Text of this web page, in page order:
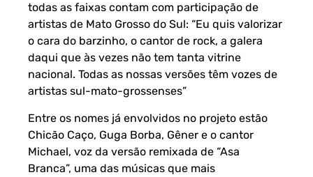
todas as faixas contam com participação de
artistas de Mato Grosso do Sul: “Eu quis valorizar
o cara do barzinho, o cantor de rock, a galera
daqui que às vezes não tem tanta vitrine
nacional. Todas as nossas versões têm vozes de
artistas sul-mato-grossenses”
Entre os nomes já envolvidos no projeto estão
Chicão Caço, Guga Borba, Gêner e o cantor
Michael, voz da versão remixada de “Asa
Branca”, uma das músicas que mais